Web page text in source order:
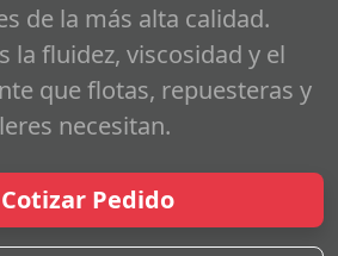
de la más alta calidad.
la fluidez, viscosidad y el
que flotas, repuesteras y
necesitan.
Cotizar Pedido